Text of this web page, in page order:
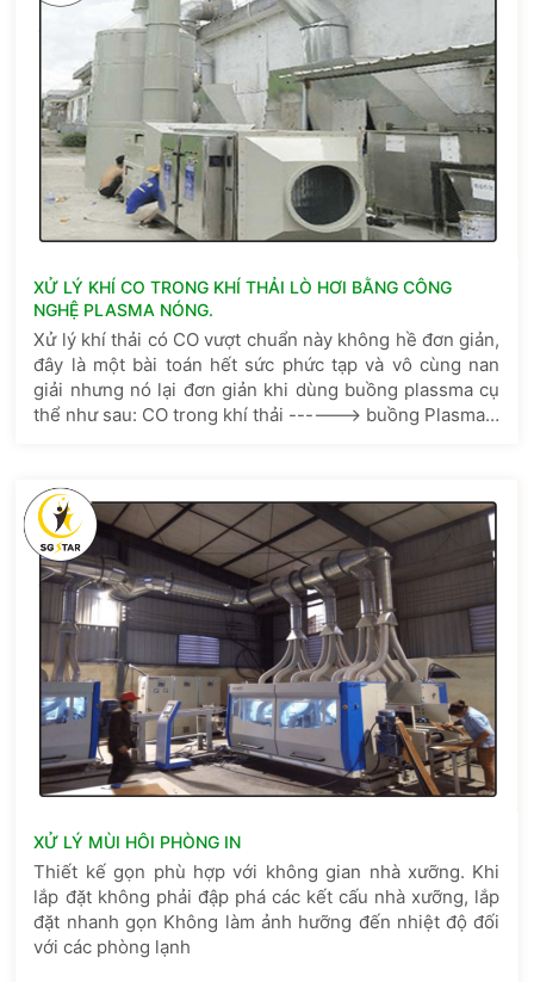
XỬ LÝ KHÍ CO TRONG KHÍ THẢI LÒ HƠI BẰNG CÔNG
NGHỆ PLASMA NÓNG.
Xử lý khí thải có CO vượt chuẩn này không hề đơn giản,
đây là một bài toán hết sức phức tạp và vô cùng nan
giải nhưng nó lại đơn giản khi dùng buồng plassma cụ
thể như sau: CO trong khí thải ------> buồng Plasma --
XỬ LÝ MÙI HÔI PHÒNG IN
Thiết kế gọn phù hợp với không gian nhà xưỡng. Khi
lắp đặt không phải đập phá các kết cấu nhà xưỡng, lắp
đặt nhanh gọn Không làm ảnh hưỡng đến nhiệt độ đối
với các phòng lạnh